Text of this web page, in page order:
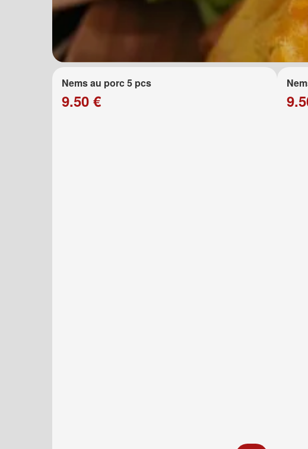
Nems au porc 5 pcs
9.50 €